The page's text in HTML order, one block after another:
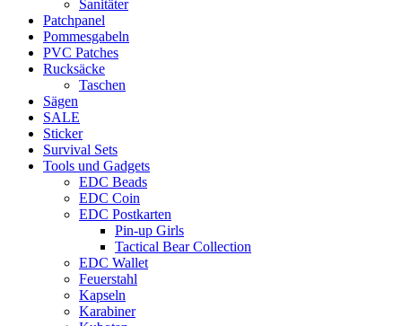
Sanitäter
Patchpanel
Pommesgabeln
PVC Patches
Rucksäcke
Taschen
Sägen
SALE
Sticker
Survival Sets
Tools und Gadgets
EDC Beads
EDC Coin
EDC Postkarten
Pin-up Girls
Tactical Bear Collection
EDC Wallet
Feuerstahl
Kapseln
Karabiner